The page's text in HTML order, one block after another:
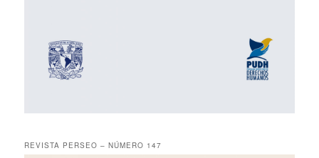
REVISTA PERSEO – NÚMERO 147